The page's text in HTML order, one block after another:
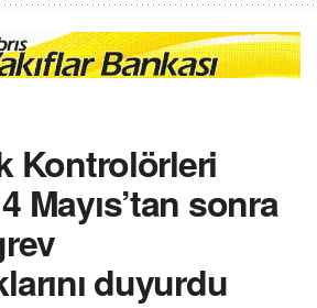
Kontrolörleri
Mayıs’tan sonra
duyurdu